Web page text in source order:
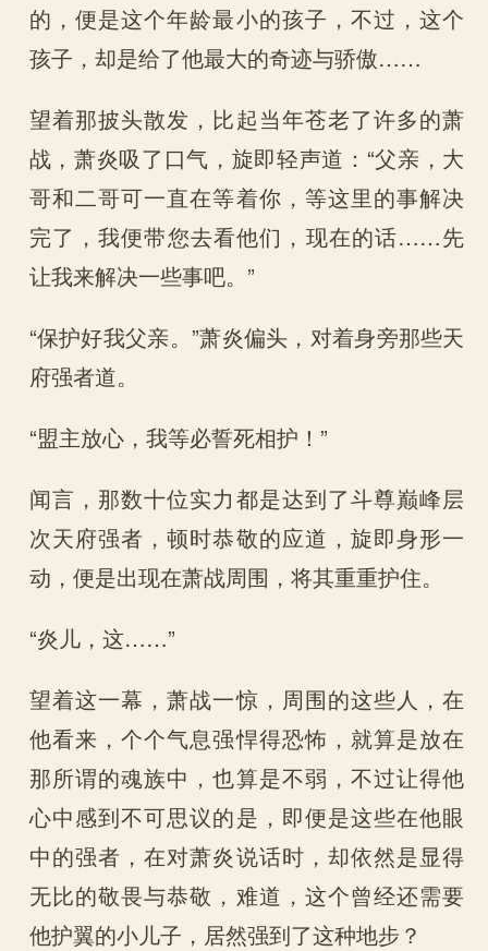
的，便是这个年龄最小的孩子，不过，这个
孩子，却是给了他最大的奇迹与骄傲……
望着那披头散发，比起当年苍老了许多的萧
战，萧炎吸了口气，旋即轻声道：“父亲，大
哥和二哥可一直在等着你，等这里的事解决
完了，我便带您去看他们，现在的话……先
让我来解决一些事吧。”
“保护好我父亲。”萧炎偏头，对着身旁那些天
府强者道。
“盟主放心，我等必誓死相护！”
闻言，那数十位实力都是达到了斗尊巅峰层
次天府强者，顿时恭敬的应道，旋即身形一
动，便是出现在萧战周围，将其重重护住。
“炎儿，这……”
望着这一幕，萧战一惊，周围的这些人，在
他看来，个个气息强悍得恐怖，就算是放在
那所谓的魂族中，也算是不弱，不过让得他
心中感到不可思议的是，即便是这些在他眼
中的强者，在对萧炎说话时，却依然是显得
无比的敬畏与恭敬，难道，这个曾经还需要
他护翼的小儿子，居然强到了这种地步？